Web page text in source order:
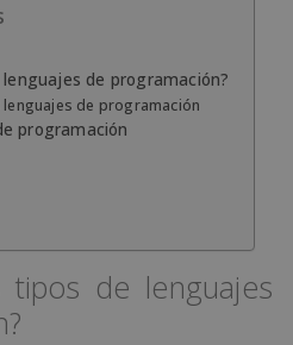
de programación?
de programación
programación
tipos de lenguajes